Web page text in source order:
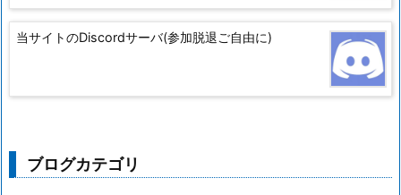
当サイトのDiscordサーバ(参加脱退ご自由に)
ブログカテゴリ